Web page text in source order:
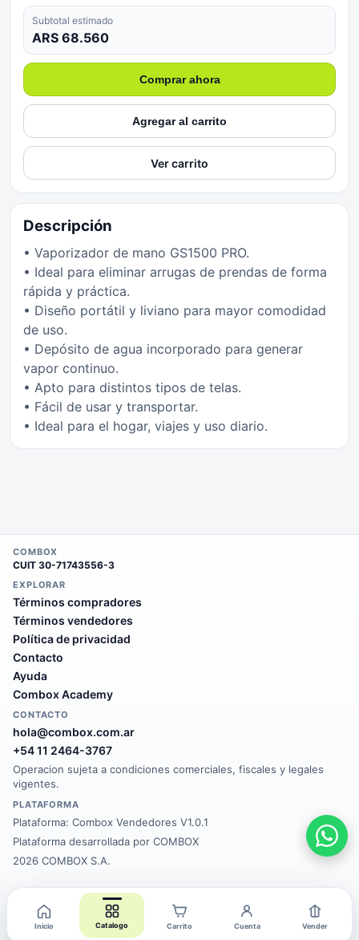
Subtotal estimado
ARS 68.560
Comprar ahora
Agregar al carrito
Ver carrito
Descripción
• Vaporizador de mano GS1500 PRO.
• Ideal para eliminar arrugas de prendas de forma
rápida y práctica.
• Diseño portátil y liviano para mayor comodidad
de uso.
• Depósito de agua incorporado para generar
vapor continuo.
• Apto para distintos tipos de telas.
• Fácil de usar y transportar.
• Ideal para el hogar, viajes y uso diario.
Inicio Catalogo Carrito Cuenta Vender
COMBOX
CUIT 30-71743556-3
EXPLORAR
Términos compradores
Términos vendedores
Política de privacidad
Contacto
Ayuda
Combox Academy
CONTACTO
hola@combox.com.ar
+54 11 2464-3767
Operacion sujeta a condiciones comerciales, fiscales y legales
vigentes.
PLATAFORMA
Plataforma: Combox Vendedores V1.0.1
Plataforma desarrollada por COMBOX
2026 COMBOX S.A.